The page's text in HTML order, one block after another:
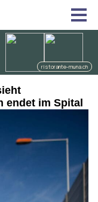
endet im Spital